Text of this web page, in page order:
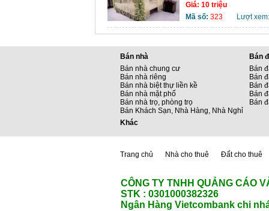
Giá: 10 triệu
Mã số: 323 Lượt
Bán nhà
Bán nhà chung cư
Bán nhà riêng
Bán nhà biệt thự liền kề
Bán nhà mặt phố
Bán nhà trọ, phòng trọ
Bán Khách Sạn, Nhà Hàng, Nhà Nghỉ
Bán
Bán
Bán
Bán
Bán
Bán
Khác
Trang chủ Nhà cho thuê Đất cho thuê
CÔNG TY TNHH QUẢNG CÁO
STK : 0301000382326
Ngân Hàng Vietcombank chi